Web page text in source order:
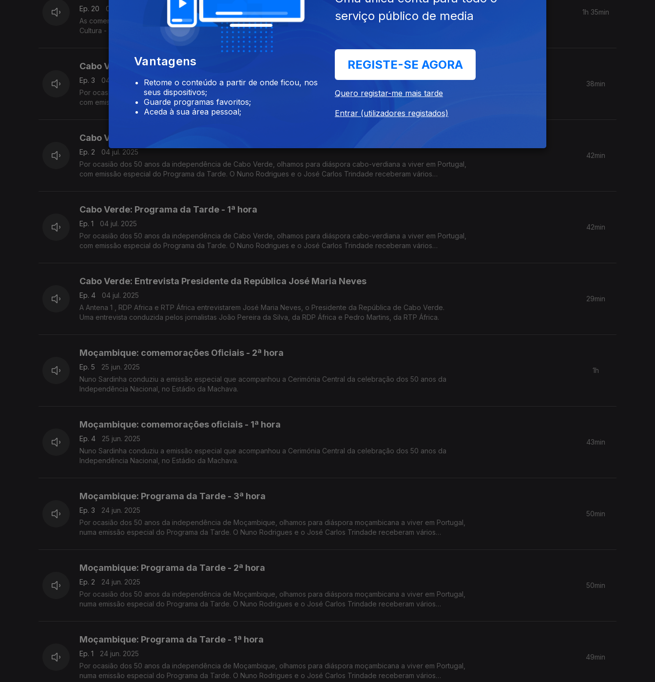
Ep. 20
05 jul. 2025
As comemorações oficiais - bem como o retrato de Cabo Verde dos nossos dias, nas áreas da Economia, Sociedade e
Cultura - numa emissão especial conduzida por Nuno Sardinha.
1h 35min
Cabo Verde: Programa da Tarde - 3ª hora
Ep. 3
04 jul. 2025
Por ocasião dos 50 anos da independência de Cabo Verde, olhamos para diáspora cabo-verdiana a viver em Portugal,
com emissão especial do Programa da Tarde. O Nuno Rodrigues e o José Carlos Trindade receberam vários
convidados na Estação da Damaia, na Amadora.
38min
Cabo Verde: Programa da Tarde - 2ª hora
Ep. 2
04 jul. 2025
Por ocasião dos 50 anos da independência de Cabo Verde, olhamos para diáspora cabo-verdiana a viver em Portugal,
com emissão especial do Programa da Tarde. O Nuno Rodrigues e o José Carlos Trindade receberam vários
42min
Cabo Verde: Programa da Tarde - 1ª hora
Ep. 1
04 jul. 2025
Por ocasião dos 50 anos da independência de Cabo Verde, olhamos para diáspora cabo-verdiana a viver em Portugal,
com emissão especial do Programa da Tarde. O Nuno Rodrigues e o José Carlos Trindade receberam vários
42min
Cabo Verde: Entrevista Presidente da República José Maria Neves
Ep. 4
04 jul. 2025
A Antena 1 , RDP Africa e RTP África entrevistarem José Maria Neves, o Presidente da República de Cabo Verde.
Uma entrevista conduzida pelos jornalistas João Pereira da Silva, da RDP África e Pedro Martins, da RTP África.
29min
Moçambique: comemorações Oficiais - 2ª hora
Ep. 5
25 jun. 2025
Nuno Sardinha conduziu a emissão especial que acompanhou a Cerimónia Central da celebração dos 50 anos da
Independência Nacional, no Estádio da Machava.
1h
Moçambique: comemorações oficiais - 1ª hora
Ep. 4
25 jun. 2025
Nuno Sardinha conduziu a emissão especial que acompanhou a Cerimónia Central da celebração dos 50 anos da
Independência Nacional, no Estádio da Machava.
43min
Moçambique: Programa da Tarde - 3ª hora
Ep. 3
24 jun. 2025
Por ocasião dos 50 anos da independência de Moçambique, olhamos para diáspora moçambicana a viver em Portugal,
numa emissão especial do Programa da Tarde. O Nuno Rodrigues e o José Carlos Trindade receberam vários
50min
Moçambique: Programa da Tarde - 2ª hora
Ep. 2
24 jun. 2025
Por ocasião dos 50 anos da independência de Moçambique, olhamos para diáspora moçambicana a viver em Portugal,
numa emissão especial do Programa da Tarde. O Nuno Rodrigues e o José Carlos Trindade receberam vários
50min
Moçambique: Programa da Tarde - 1ª hora
Ep. 1
24 jun. 2025
Por ocasião dos 50 anos da independência de Moçambique, olhamos para diáspora moçambicana a viver em Portugal,
numa emissão especial do Programa da Tarde. O Nuno Rodrigues e o José Carlos Trindade receberam vários
49min
Vantagens
Retome o conteúdo a partir de onde ficou, nos
seus dispositivos;
Guarde programas favoritos;
Aceda à sua área pessoal;
serviço público de media
REGISTE-SE AGORA
Quero registar-me mais tarde
Entrar (utilizadores registados)